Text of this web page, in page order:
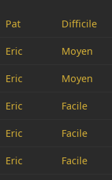
Pat Difficile
Eric Moyen
Eric Moyen
Eric Facile
Eric Facile
Eric Facile